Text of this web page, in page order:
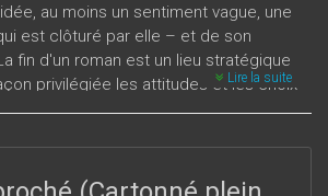
au moins un sentiment vague, une
est clôturé par elle – et de son
fin d'un roman est un lieu stratégique
privilégiée les attitudes et les choix
et les modes de l’époque, et un
du texte.Analysant envoi, conclusion,
Lire la suite